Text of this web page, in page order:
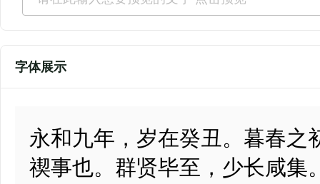
字体展示
永和九年，岁在癸丑。暮春之
禊事也。群贤毕至，少长咸集